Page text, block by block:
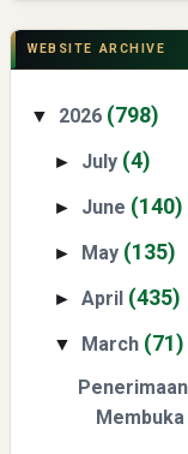
Hasil Panen
Swiss German
WEBSITE ARCHIVE
▼ 2026 (798)
► July (4)
► June (140)
► May (135)
►April (435)
▼ March (71)